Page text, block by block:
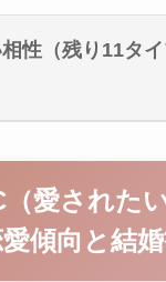
性（残り11タ
（愛された
傾向と結